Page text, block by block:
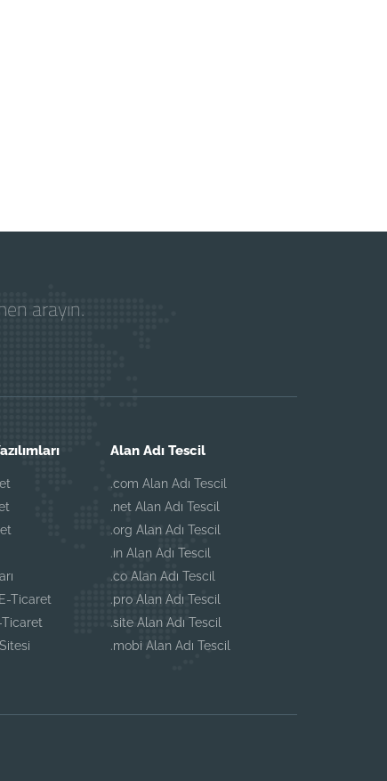
arayın.
E-Ticaret
Alan Adı Tescil
.com Alan Adı Tescil
.net Alan Adı Tescil
.org Alan Adı Tescil
.in Alan Adı Tescil
.co Alan Adı Tescil
.pro Alan Adı Tescil
.site Alan Adı Tescil
.mobi Alan Adı Tescil